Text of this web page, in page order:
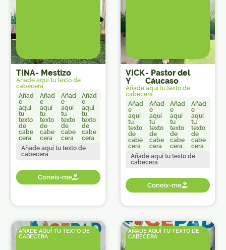
TINA- Mestizo
Añade aquí tu texto de
cabecera
Añad
e
aquí
tu
texto
de
cabe
cera
Añad
e
aquí
tu
texto
de
cabe
cera
Añad
e
aquí
tu
texto
de
cabe
cera
Añad
e
aquí
tu
texto
de
cabe
cera
Añade aquí tu texto de
cabecera
Coneix-me
VICK
Y
- Pastor del
Cáucaso
Añade aquí tu texto de
cabecera
Añad
e
aquí
tu
texto
de
cabe
cera
Añad
e
aquí
tu
texto
de
cabe
cera
Añad
e
aquí
tu
texto
de
cabe
cera
Añad
e
aquí
tu
texto
de
cabe
cera
Añade aquí tu texto de
cabecera
Coneix-me
AÑADE AQUÍ TU TEXTO DE
CABECERA
AÑADE AQUÍ TU TEXTO DE
CABECERA